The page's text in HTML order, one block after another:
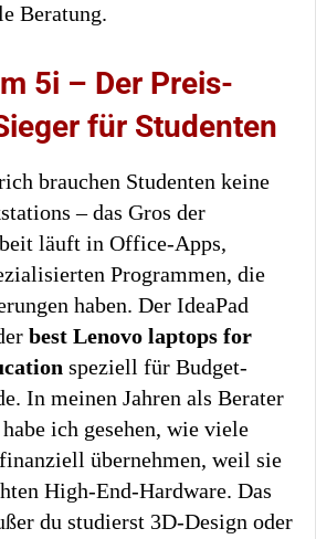
Beratung.
5i – Der Preis-
für Studenten
brauchen Studenten keine
– das Gros der
läuft in Office-Apps,
Programmen, die
haben. Der IdeaPad
best Lenovo laptops for
speziell für Budget-
In meinen Jahren als Berater
ich gesehen, wie viele
übernehmen, weil sie
High-End-Hardware. Das
du studierst 3D-Design oder